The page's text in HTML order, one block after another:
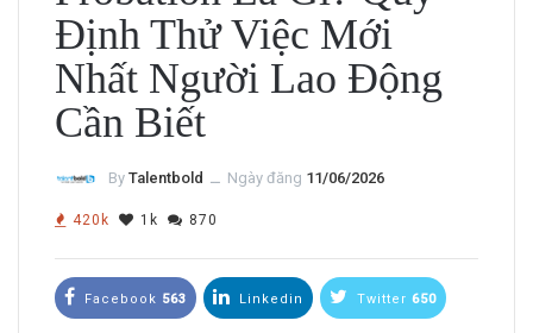
Định Thử Việc Mới
Nhất Người Lao Động
Cần Biết
By Talentbold ــ Ngày đăng 11/06/2026
420k 1k 870
Facebook 563 Linkedin Twitter 650